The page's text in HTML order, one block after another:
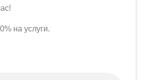
на услуги.